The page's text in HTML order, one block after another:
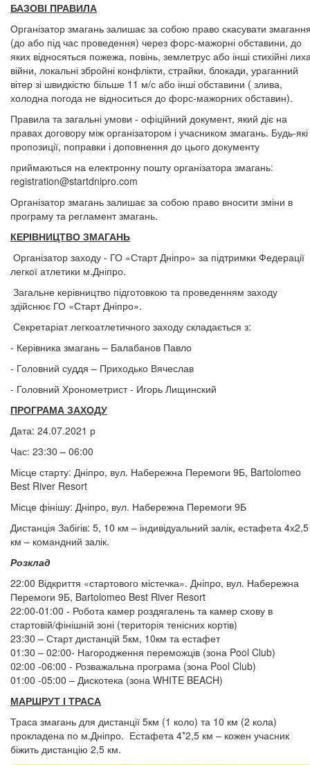
БАЗОВІ ПРАВИЛА
Організатор змагань залишає за собою право скасувати
(до або під час проведення) через форс-мажорні обставини, до
яких відносяться пожежа, повінь, землетрус або інші стихійні
війни, локальні збройні конфлікти, страйки, блокади, ураганний
вітер зі швидкістю більше 11 м/с або інші обставини ( злива,
холодна погода не відноситься до форс-мажорних обставин).
Правила та загальні умови - офіційний документ, який діє на
правах договору між організатором і учасником змагань. Будь-які
пропозиції, поправки і доповнення до цього документу
приймаються на електронну пошту організатора змагань:
registration@startdnipro.com
Організатор змагань залишає за собою право вносити зміни в
програму та регламент змагань.
КЕРІВНИЦТВО ЗМАГАНЬ
Організатор заходу - ГО «Старт Дніпро» за підтримки Федерації
легкої атлетики м.Дніпро.
Загальне керівництво підготовкою та проведенням заходу
здійснює ГО «Старт Дніпро».
Секретаріат легкоатлетичного заходу складається з:
- Керівника змагань – Балабанов Павло
- Головний суддя – Приходько Вячеслав
- Головний Хронометрист - Игорь Лищинский
ПРОГРАМА ЗАХОДУ
Дата: 24.07.2021 р
Час: 23:30 – 06:00
Місце старту: Дніпро, вул. Набережна Перемоги 9Б, Bartolomeo
Best River Resort
Місце фінішу: Дніпро, вул. Набережна Перемоги 9Б
Дистанція Забігів: 5, 10 км – індивідуальний залік, естафета 4х2,5
км – командний залік.
Розклад
22:00 Відкриття «стартового містечка». Дніпро, вул. Набережна
Перемоги 9Б, Bartolomeo Best River Resort
22:00-01:00 - Робота камер роздягалень та камер схову в
стартовій/фінішній зоні (територія тенісних кортів)
23:30 – Старт дистанцій 5км, 10км та естафет
01:30 – 02:00- Нагородження переможців (зона Pool Club)
02:00 -06:00 - Розважальна програма (зона Pool Club)
01:00 -05:00 – Дискотека (зона WHITE BEACH)
МАРШРУТ І ТРАСА
Траса змагань для дистанції 5км (1 коло) та 10 км (2 кола)
прокладена по м.Дніпро. Естафета 4*2,5 км – кожен учасник
біжить дистанцію 2,5 км.